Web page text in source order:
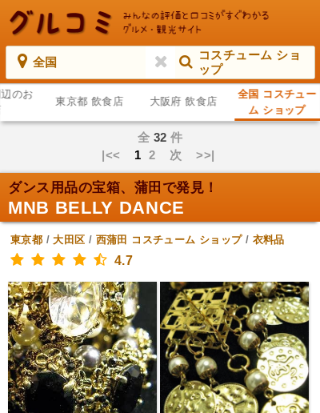
全国
コスチューム ショ
ップ
のお
東京都 飲食店 大阪府 飲食店
全国 コスチュー
ム ショップ
全 32 件
|<< 1 2 次 >>|
ダンス用品の宝箱、蒲田で発見！
MNB BELLY DANCE
東京都 /大田区 / 西蒲田 コスチューム ショップ/ 衣料品
4.7